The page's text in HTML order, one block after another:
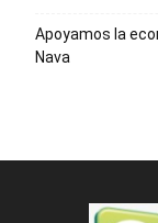
Apoyamos la
Nava